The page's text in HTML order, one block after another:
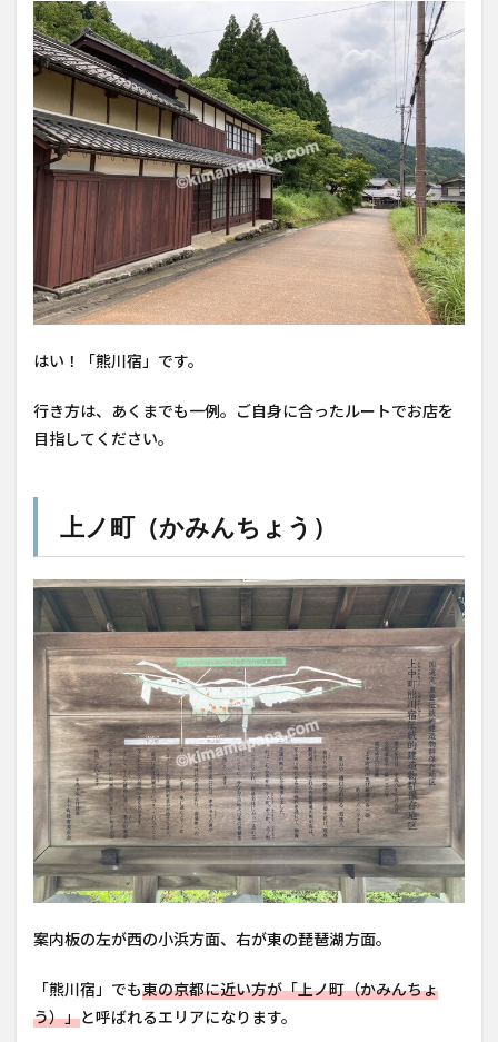
はい！「熊川宿」です。
行き方は、あくまでも一例。ご自身に合ったルートでお店を
目指してください。
上ノ町（かみんちょう）
案内板の左が西の小浜方面、右が東の琵琶湖方面。
「熊川宿」でも東の京都に近い方が「上ノ町（かみんちょ
う）」と呼ばれるエリアになります。